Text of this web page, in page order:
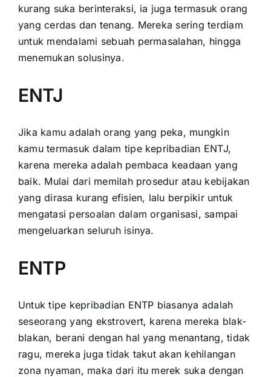
kurang suka berinteraksi, ia juga termasuk orang
yang cerdas dan tenang. Mereka sering terdiam
untuk mendalami sebuah permasalahan, hingga
menemukan solusinya.
ENTJ
Jika kamu adalah orang yang peka, mungkin
kamu termasuk dalam tipe kepribadian ENTJ,
karena mereka adalah pembaca keadaan yang
baik. Mulai dari memilah prosedur atau kebijakan
yang dirasa kurang efisien, lalu berpikir untuk
mengatasi persoalan dalam organisasi, sampai
mengeluarkan seluruh isinya.
ENTP
Untuk tipe kepribadian ENTP biasanya adalah
seseorang yang ekstrovert, karena mereka blak-
blakan, berani dengan hal yang menantang, tidak
ragu, mereka juga tidak takut akan kehilangan
zona nyaman, maka dari itu merek suka dengan